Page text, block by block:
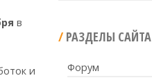
в
и
РАЗДЕЛЫ САЙТА
Форум